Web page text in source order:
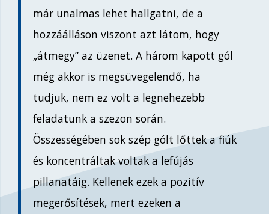
már unalmas lehet hallgatni, de a
hozzáálláson viszont azt látom, hogy
„átmegy” az üzenet. A három kapott gól
még akkor is megsüvegelendő, ha
tudjuk, nem ez volt a legnehezebb
feladatunk a szezon során.
Összességében sok szép gólt lőttek a fiúk
és koncentráltak voltak a lefújás
pillanatáig. Kellenek ezek a pozitív
megerősítések, mert ezeken a